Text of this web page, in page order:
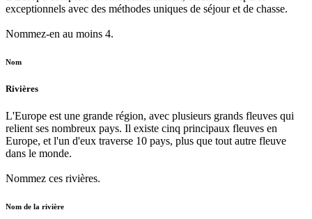
exceptionnels avec des méthodes uniques de séjour et de chasse.
Nommez-en au moins 4.
Nom
Rivières
L'Europe est une grande région, avec plusieurs grands fleuves qui
relient ses nombreux pays. Il existe cinq principaux fleuves en
Europe, et l'un d'eux traverse 10 pays, plus que tout autre fleuve
dans le monde.
Nommez ces rivières.
Nom de la rivière